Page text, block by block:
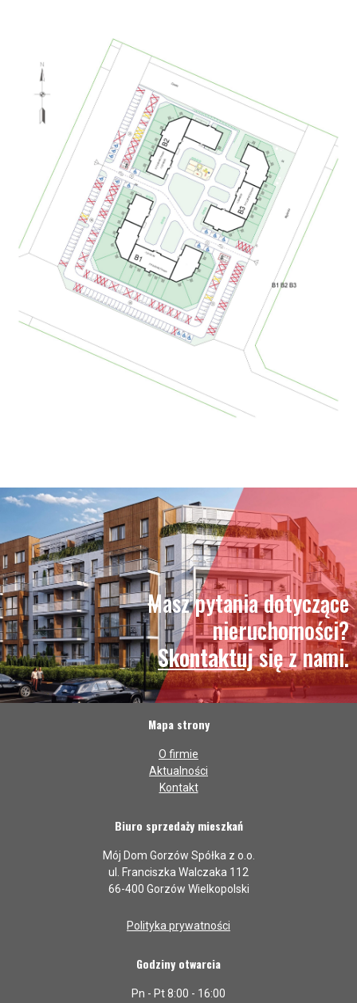
Masz pytania dotyczące
nieruchomości?
Skontaktujsię z nami.
Mapa strony
O firmie
Aktualności
Kontakt
Biuro sprzedaży mieszkań
Mój Dom Gorzów Spółka z o.o.
ul. Franciszka Walczaka 112
66-400 Gorzów Wielkopolski
Polityka prywatności
Godziny otwarcia
Pn - Pt 8:00 - 16:00